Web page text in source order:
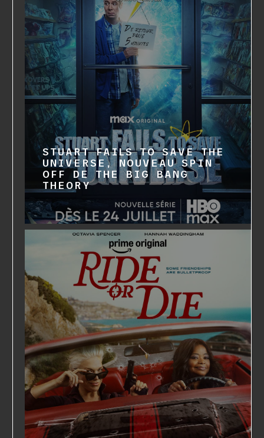
STUART FAILS TO SAVE THE
UNIVERSE, NOUVEAU SPIN
OFF DE THE BIG BANG
THEORY